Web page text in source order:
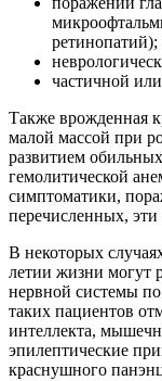
ретинопатий);
частичной
Также врожденная
малой массой при
развитием
гемолитической
симптоматики,
перечисленных,
В некоторых
летии жизни могут
нервной системы
таких пациентов
интеллекта,
эпилептические
краснушного